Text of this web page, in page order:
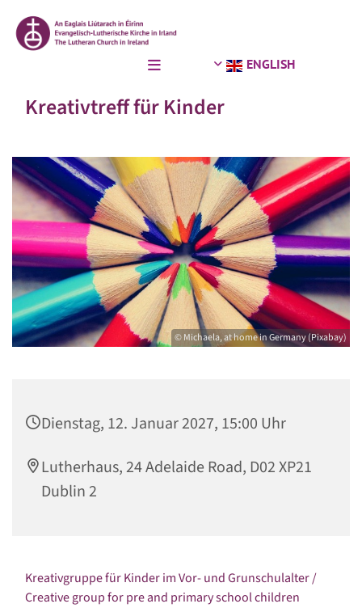
ENGLISH
Kreativtreff für Kinder
© Michaela, at home in Germany (Pixabay)
Dienstag, 12. Januar 2027, 15:00 Uhr
Lutherhaus, 24 Adelaide Road, D02 XP21
Dublin 2
Kreativgruppe für Kinder im Vor- und Grunschulalter /
Creative group for pre and primary school children